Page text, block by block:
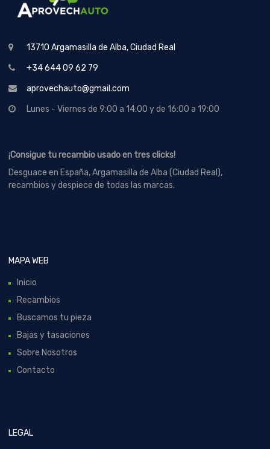
13710 Argamasilla de Alba, Ciudad Real
+34 644 09 62 79
aprovechauto@gmail.com
Lunes - Viernes de 9:00 a 14:00 y de 16:00 a 19:00
¡Consigue tu recambio usado en tres clicks!
Desguace en España, Argamasilla de Alba (Ciudad Real),
recambios y despiece de todas las marcas.
MAPA WEB
Inicio
Recambios
Buscamos tu pieza
Bajas y tasaciones
Sobre Nosotros
Contacto
LEGAL